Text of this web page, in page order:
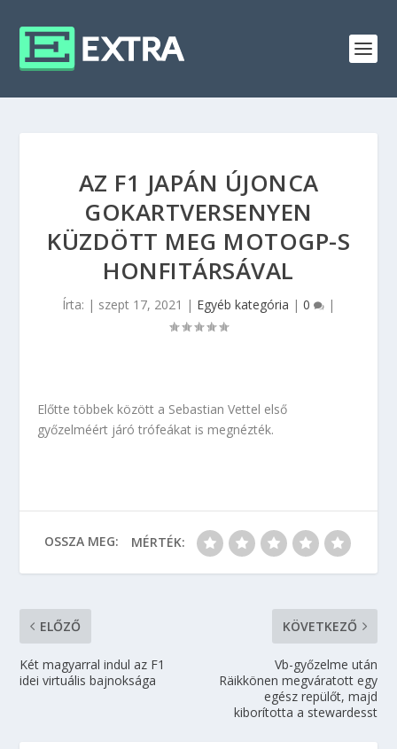
AZ F1 JAPÁN ÚJONCA
GOKARTVERSENYEN
KÜZDÖTT MEG MOTOGP-S
HONFITÁRSÁVAL
Írta: | szept 17, 2021 | Egyéb kategória | 0 |
Előtte többek között a Sebastian Vettel első
győzelméért járó trófeákat is megnézték.
OSSZA MEG: MÉRTÉK:
ELŐZŐ
Két magyarral indul az F1
idei virtuális bajnoksága
KÖVETKEZŐ
Vb-győzelme után
Räikkönen megváratott egy
egész repülőt, majd
kiborította a stewardesst